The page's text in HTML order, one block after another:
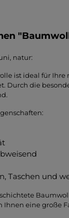
natur:
ist ideal für Ihre
Durch die
Taschen und
Ihnen eine große